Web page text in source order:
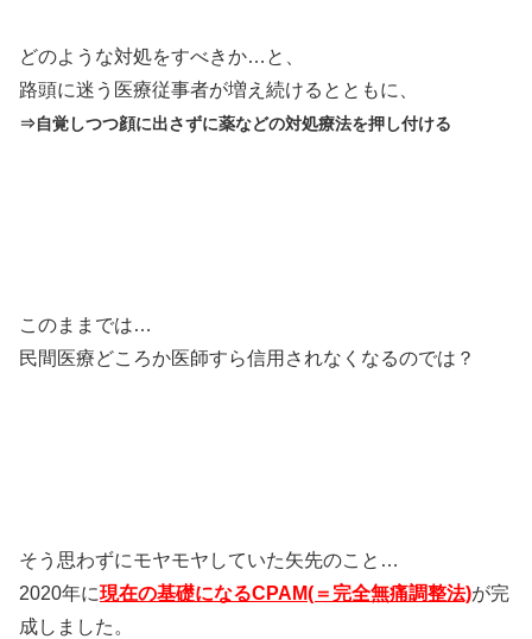
どのような対処をすべきか…と、
路頭に迷う医療従事者が増え続けるとともに、
⇒自覚しつつ顔に出さずに薬などの対処療法を押し付ける
このままでは…
民間医療どころか医師すら信用されなくなるのでは？
そう思わずにモヤモヤしていた矢先のこと…
2020年に現在の基礎になるCPAM(＝完全無痛調整法)が完
成しました。